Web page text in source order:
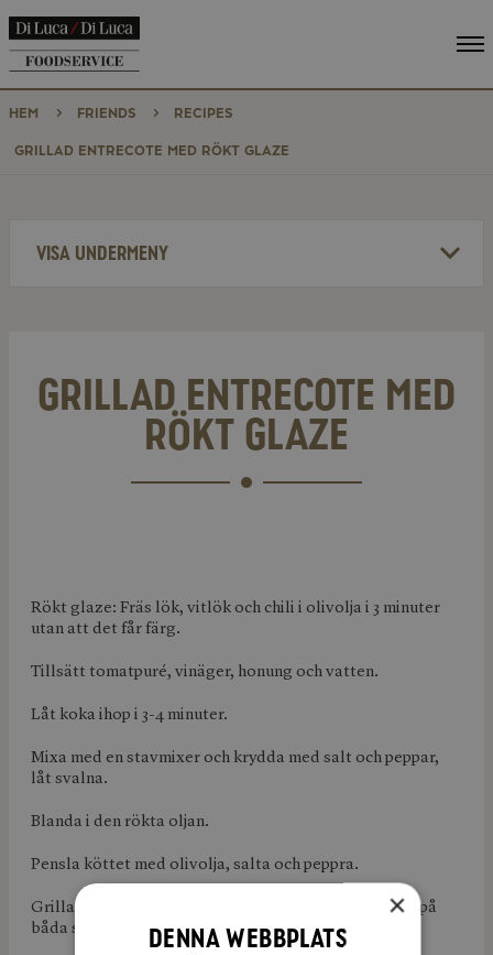
HEM FRIENDS RECIPES
GRILLAD ENTRECOTE MED RÖKT GLAZE
VISA UNDERMENY
GRILLAD ENTRECOTE MED
RÖKT GLAZE
Rökt glaze: Fräs lök, vitlök och chili i olivolja i 3 minuter
utan att det får färg.
Tillsätt tomatpuré, vinäger, honung och vatten.
Låt koka ihop i 3-4 minuter.
Mixa med en stavmixer och krydda med salt och peppar,
låt svalna.
Blanda i den rökta oljan.
Pensla köttet med olivolja, salta och peppra.
Grilla dem 2 minuter på varje sida pensla med glazen på
båda sidor mot slutet av grillningen.
×
Denna webbplats